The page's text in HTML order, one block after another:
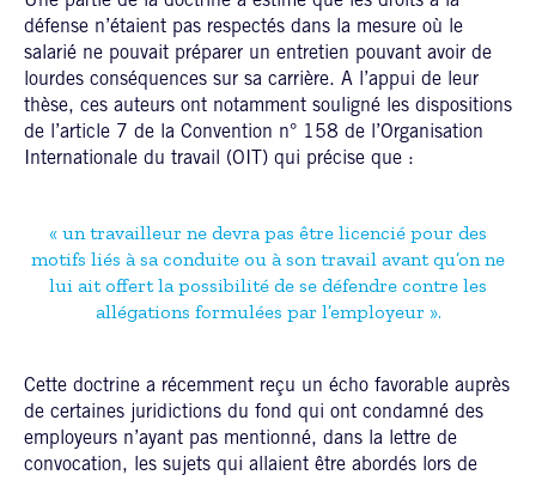
défense n’étaient pas respectés dans la mesure où le
salarié ne pouvait préparer un entretien pouvant avoir de
lourdes conséquences sur sa carrière. A l’appui de leur
thèse, ces auteurs ont notamment souligné les dispositions
de l’article 7 de la Convention n° 158 de l’Organisation
Internationale du travail (OIT) qui précise que :
« un travailleur ne devra pas être licencié pour des
motifs liés à sa conduite ou à son travail avant qu’on ne
lui ait offert la possibilité de se défendre contre les
allégations formulées par l’employeur ».
Cette doctrine a récemment reçu un écho favorable auprès
de certaines juridictions du fond qui ont condamné des
employeurs n’ayant pas mentionné, dans la lettre de
convocation, les sujets qui allaient être abordés lors de